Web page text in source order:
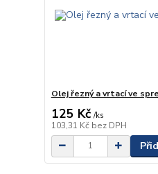
Olej řezný a vrtací ve
125 Kč /ks
103,31 Kč bez DPH